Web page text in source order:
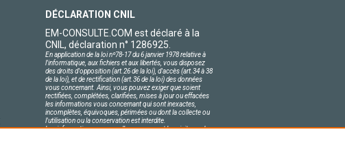
DÉCLARATION CNIL
EM-CONSULTE.COM est déclaré à la
CNIL, déclaration n° 1286925.
En application de la loi nº78-17 du 6 janvier 1978 relative à
l'informatique, aux fichiers et aux libertés, vous disposez
des droits d'opposition (art.26 de la loi), d'accès (art.34 à 38
de la loi), et de rectification (art.36 de la loi) des données
vous concernant. Ainsi, vous pouvez exiger que soient
rectifiées, complétées, clarifiées, mises à jour ou effacées
les informations vous concernant qui sont inexactes,
incomplètes, équivoques, périmées ou dont la collecte ou
l'utilisation ou la conservation est interdite.
Les informations personnelles concernant les visiteurs de